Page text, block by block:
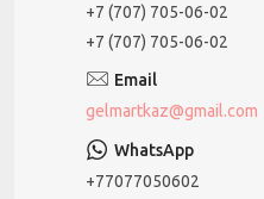
+7 (707) 705-06-02
+7 (707) 705-06-02
gelmartkaz@gmail.com
+77077050602